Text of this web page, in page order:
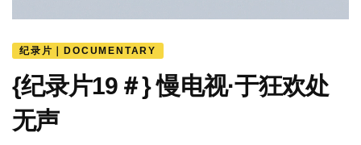
纪录片｜DOCUMENTARY
{纪录片19＃} 慢电视·于狂欢处
无声